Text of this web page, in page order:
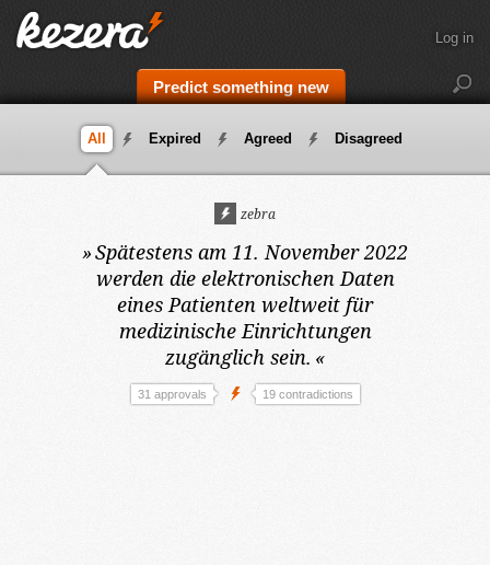
Predict something new
Log in
All Expired Agreed Disagreed
zebra
»Spätestens am 11. November 2022
werden die elektronischen Daten
eines Patienten weltweit für
medizinische Einrichtungen
zugänglich sein. «
31 approvals 19 contradictions